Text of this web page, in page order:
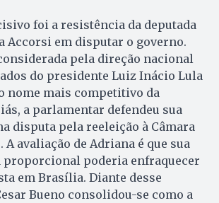
foi a resistência da deputada
Accorsi em disputar o governo.
pela direção nacional
do presidente Luiz Inácio Lula
nome mais competitivo da
a parlamentar defendeu sua
disputa pela reeleição à Câmara
A avaliação de Adriana é que sua
proporcional poderia enfraquecer
em Brasília. Diante desse
Bueno consolidou-se como a